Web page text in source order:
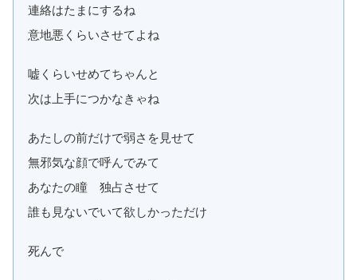
連絡はたまにするね
意地悪くらいさせてよね
嘘くらいせめてちゃんと
次は上手につかなきゃね
あたしの前だけで弱さを見せて
無邪気な顔で呼んでみて
あなたの瞳 独占させて
誰も見ないでいて欲しかっただけ
死んで